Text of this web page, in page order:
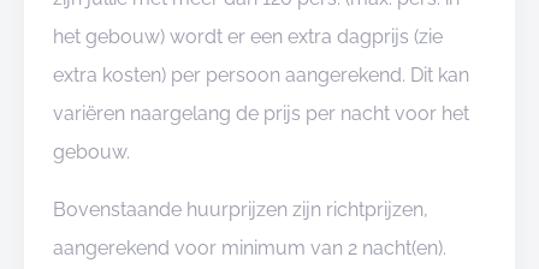
het gebouw) wordt er een extra dagprijs (zie
extra kosten) per persoon aangerekend. Dit kan
variëren naargelang de prijs per nacht voor het
gebouw.
Bovenstaande huurprijzen zijn richtprijzen,
aangerekend voor minimum van 2 nacht(en).